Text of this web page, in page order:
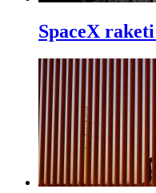
SpaceX raketi